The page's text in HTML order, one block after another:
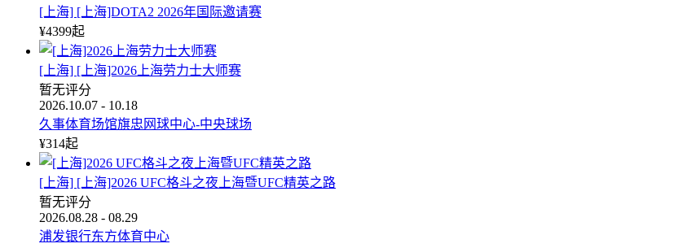
[上海] [上海]DOTA2 2026年国际邀请赛
¥4399起
[上海] [上海]2026上海劳力士大师赛
暂无评分
2026.10.07 - 10.18
久事体育场馆旗忠网球中心-中央球场
¥314起
[上海] [上海]2026 UFC格斗之夜上海暨UFC精英之路
暂无评分
2026.08.28 - 08.29
浦发银行东方体育中心